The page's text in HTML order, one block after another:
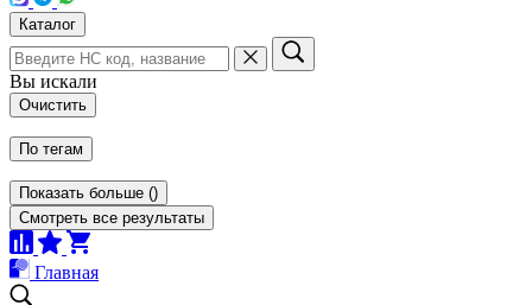
Каталог
Вы искали
Очистить
По тегам
Показать больше ()
Смотреть все результаты
Главная